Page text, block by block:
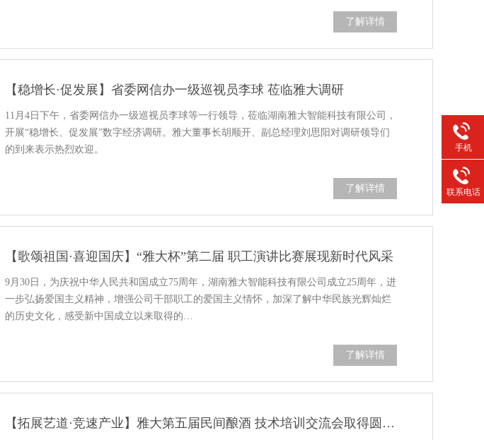
了解详情
【稳增长·促发展】省委网信办一级巡视员李球 莅临雅大调研
11月4日下午，省委网信办一级巡视员李球等一行领导，莅临湖南雅大智能科技有限公司，
开展“稳增长、促发展”数字经济调研。雅大董事长胡顺开、副总经理刘思阳对调研领导们
的到来表示热烈欢迎。
了解详情
【歌颂祖国·喜迎国庆】“雅大杯”第二届 职工演讲比赛展现新时代风采
9月30日，为庆祝中华人民共和国成立75周年，湖南雅大智能科技有限公司成立25周年，进
一步弘扬爱国主义精神，增强公司干部职工的爱国主义情怀，加深了解中华民族光辉灿烂
的历史文化，感受新中国成立以来取得的…
了解详情
【拓展艺道·竞速产业】雅大第五届民间酿酒 技术培训交流会取得圆满成功
手机
联系电话